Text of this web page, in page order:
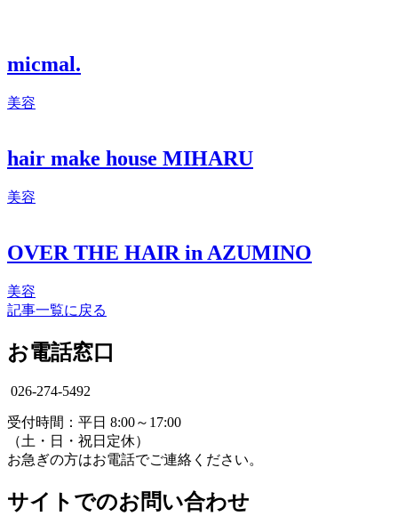
micmal.
美容
hair make house MIHARU
美容
OVER THE HAIR in AZUMINO
美容
記事一覧に戻る
お電話窓口
026-274-5492
受付時間：平日 8:00～17:00
（土・日・祝日定休）
お急ぎの方はお電話でご連絡ください。
サイトでのお問い合わせ